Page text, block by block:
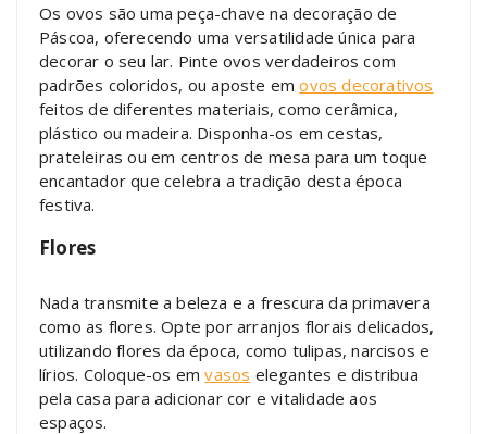
Os ovos são uma peça-chave na decoração de
Páscoa, oferecendo uma versatilidade única para
decorar o seu lar. Pinte ovos verdadeiros com
padrões coloridos, ou aposte emovos decorativos
feitos de diferentes materiais, como cerâmica,
plástico ou madeira. Disponha-os em cestas,
prateleiras ou em centros de mesa para um toque
encantador que celebra a tradição desta época
festiva.
Flores
Nada transmite a beleza e a frescura da primavera
como as flores. Opte por arranjos florais delicados,
utilizando flores da época, como tulipas, narcisos e
lírios. Coloque-os emvasos elegantes e distribua
pela casa para adicionar cor e vitalidade aos
espaços.